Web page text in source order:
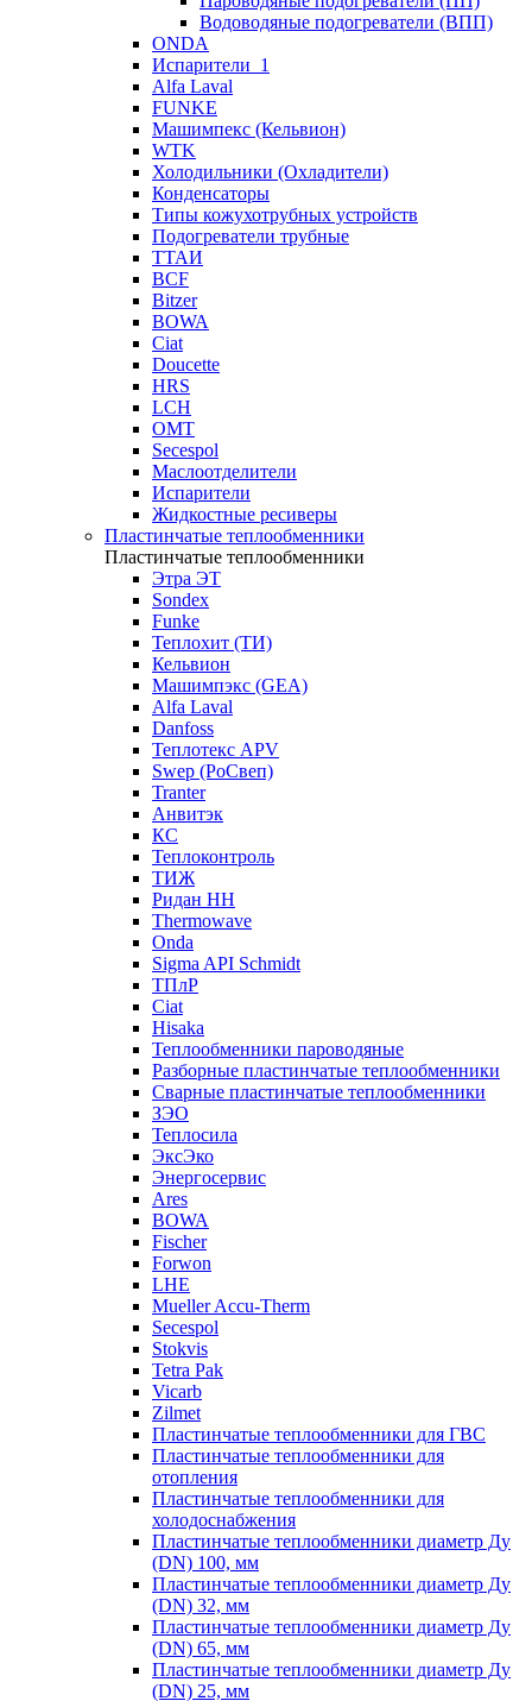
Водоводяные подогреватели (ВПП)
ONDA
Испарители_1
Alfa Laval
FUNKE
Машимпекс (Кельвион)
WTK
Холодильники (Охладители)
Конденсаторы
Типы кожухотрубных устройств
Подогреватели трубные
ТТАИ
BCF
Bitzer
BOWA
Ciat
Doucette
HRS
LCH
OMT
Secespol
Маслоотделители
Испарители
Жидкостные ресиверы
Пластинчатые теплообменники
Пластинчатые теплообменники
Этра ЭТ
Sondex
Funke
Теплохит (ТИ)
Кельвион
Машимпэкс (GEA)
Alfa Laval
Danfoss
Теплотекс APV
Swep (РоСвеп)
Tranter
Анвитэк
КС
Теплоконтроль
ТИЖ
Ридан НН
Thermowave
Onda
Sigma API Schmidt
ТПлР
Ciat
Hisaka
Теплообменники пароводяные
Разборные пластинчатые теплообменники
Сварные пластинчатые теплообменники
ЗЭО
Теплосила
ЭксЭко
Энергосервис
Ares
BOWA
Fischer
Forwon
LHE
Mueller Accu-Therm
Secespol
Stokvis
Tetra Pak
Vicarb
Zilmet
Пластинчатые теплообменники для ГВС
Пластинчатые теплообменники для
отопления
Пластинчатые теплообменники для
холодоснабжения
Пластинчатые теплообменники диаметр Ду
(DN) 100, мм
Пластинчатые теплообменники диаметр Ду
(DN) 32, мм
Пластинчатые теплообменники диаметр Ду
(DN) 65, мм
Пластинчатые теплообменники диаметр Ду
(DN) 25, мм